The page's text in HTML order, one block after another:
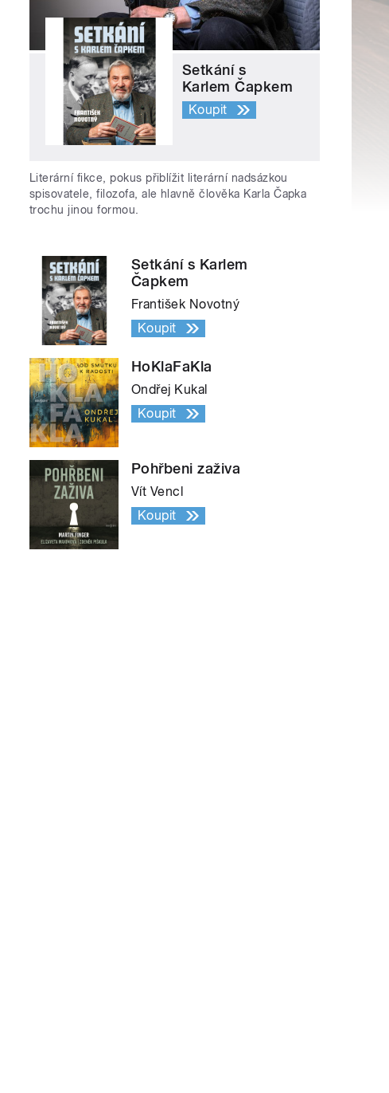
Setkání s
Karlem Čapkem
Koupit
Literární fikce, pokus přiblížit literární nadsázkou
spisovatele, filozofa, ale hlavně člověka Karla Čapka
trochu jinou formou.
Setkání s Karlem
Čapkem
František Novotný
Koupit
HoKlaFaKla
Ondřej Kukal
Koupit
Pohřbeni zaživa
Vít Vencl
Koupit